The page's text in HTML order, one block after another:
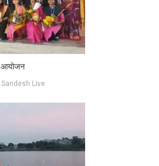
आयोजन
Sandesh Live